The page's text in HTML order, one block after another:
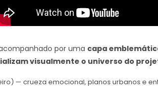
por uma capa
visualmente o universo do
— crueza emocional, planos urbanos e